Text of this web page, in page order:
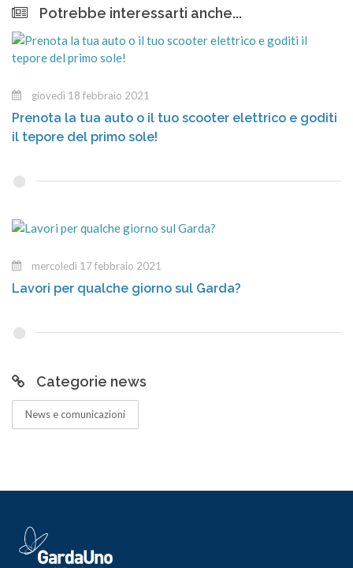
Potrebbe interessarti anche...
giovedì 18 febbraio 2021
Prenota la tua auto o il tuo scooter elettrico e goditi
il tepore del primo sole!
mercoledì 17 febbraio 2021
Lavori per qualche giorno sul Garda?
Categorie news
News e comunicazioni